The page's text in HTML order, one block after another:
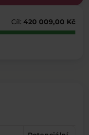
Cíl: 420 009,00 Kč